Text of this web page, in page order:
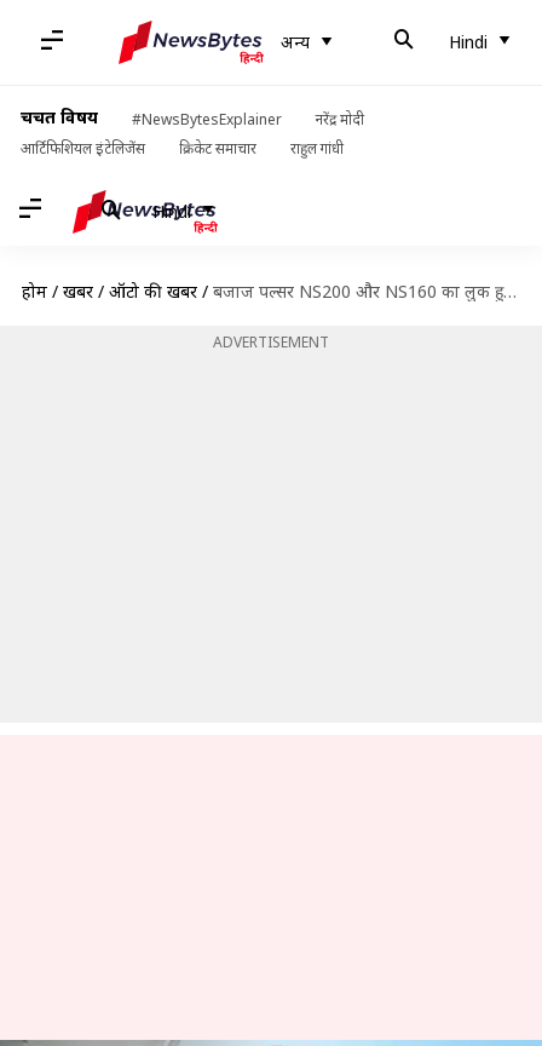
अन्य Hindi
चर्चित विषय #NewsBytesExplainer
नरेंद्र मोदी
आर्टिफिशियल इंटेलिजेंस
क्रिकेट समाचार राहुल गांधी
Hindi
होम / खबरें / ऑटो की खबरें / बजाज पल्सर NS200 और NS160 का लुक हुआ और शानदार, मिला रेड कलर का विकल्प
ADVERTISEMENT